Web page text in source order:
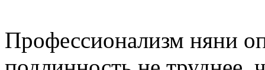
Профессионализм няни